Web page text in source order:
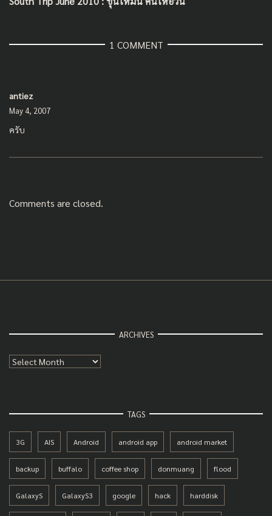
1 COMMENT
antiez
May 4, 2007
ครับ
Comments are closed.
ARCHIVES
Archives
TAGS
3G AIS Android android app android market
backup buffalo coffee shop donmuang flood
GalaxyS GalaxyS3 google hack harddisk